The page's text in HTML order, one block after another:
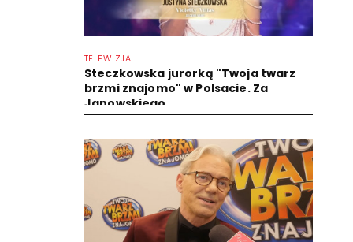
TELEWIZJA
Steczkowska jurorką "Twoja twarz
brzmi znajomo" w Polsacie. Za
Janowskiego